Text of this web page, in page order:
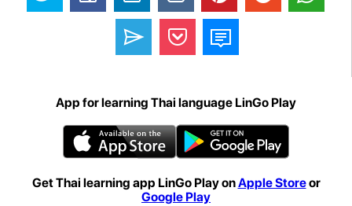
App for learning Thai language LinGo Play
Get Thai learning app LinGo Play onApple Storeor
Google Play